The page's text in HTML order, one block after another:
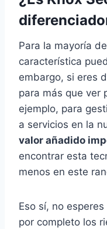
Para la mayoría
característica
embargo, si eres
para más que ver
ejemplo, para
a servicios en la
valor añadido
encontrar esta
menos en este
Eso sí, no
por completo los